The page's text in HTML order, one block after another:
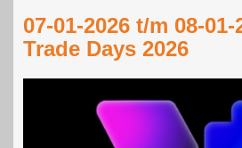
07-01-2026 t/m 08-
Trade Days 2026